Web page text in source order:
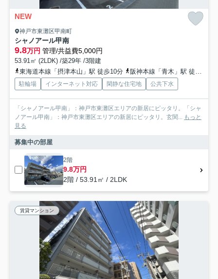
NEW
神戸市東灘区甲南町
シャノアール甲南
9.8万円 管理/共益費5,000円
53.91㎡ (2LDK) /築29年 /3階建
東海道本線「摂津本山」駅 徒歩10分
阪神本線「青木」駅 徒歩12分
駐輪場 インターネット対応 閑静な住宅地 公共下水
「シャノアール甲南」：神戸市東灘区エリアの新居にピッタリ。「シャ
ノアール甲南」：神戸市東灘区エリアの新居にピッタリ。玄関...
もっと
見る
募集中の部屋
2階
9.8万円
2階 / 53.91㎡ / 2LDK
賃貸マンション